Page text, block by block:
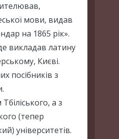
мови, видав
на 1865 рік».
викладав латину
Києві.
посібників з
а з
(тепер
університетів.